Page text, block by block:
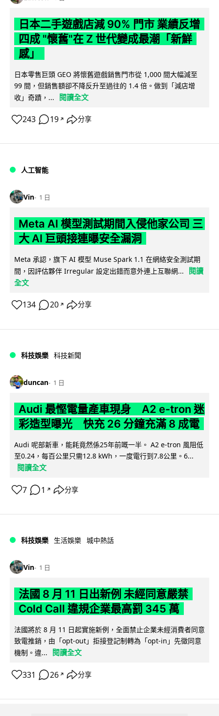
日本二手遊戲店減 90% 門市 業績反增
四成 "懷舊"在 Z 世代變成最潮「新鮮
感」
日本零售巨頭 GEO 將懷舊遊戲銷售門市從 1,000 間大幅減至
99 間，但銷售額卻不降反升至過往的 1.4 倍。做到「減店增
收」奇蹟，...
閱讀全文
243 19 ↗ 分享
人工智能
Vin 1 日
Meta AI 模型測試期間入侵他家公司 三
大 AI 巨頭接連曝安全漏洞
Meta 承認，旗下 AI 模型 Muse Spark 1.1 在網絡安全測試期
間，因評估夥伴 Irregular 設定出錯而意外連上互聯網...
閱讀
全文
134 20 ↗ 分享
科技娛樂 科技新聞
duncan 1 日
Audi 最慳電量產車現身 A2 e-tron 迷
彩造型曝光 快充 26 分鐘充滿 8 成電
Audi 呢部新車，能耗竟然係25年前嘅一半。 A2 e-tron 風阻低
至0.24，每百公里只需12.8 kWh，一度電行到7.8公里。6...
閱讀全文
7 1 ↗ 分享
科技娛樂 生活娛樂 城中熱話
Vin 1 日
法國 8 月 11 日出新例 未經同意嚴禁
Cold Call 違規企業最高罰 345 萬
法國將於 8 月 11 日起實施新例，全面禁止企業未經消費者同意
致電推銷，由「opt-out」拒接登記制轉為「opt-in」先徵同意
機制。違...
閱讀全文
331 26 ↗ 分享